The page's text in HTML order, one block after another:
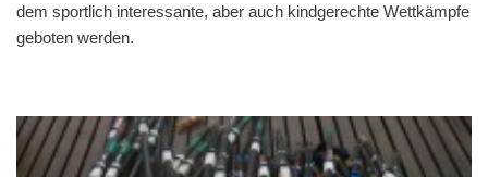
dem sportlich interessante, aber auch kindgerechte Wettkämpfe
geboten werden.